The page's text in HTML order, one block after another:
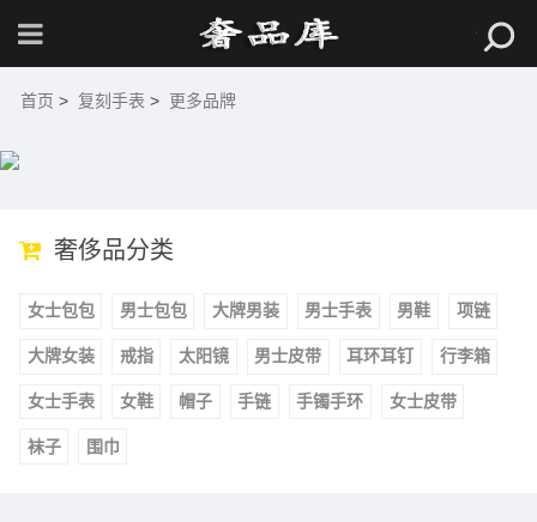
首页 > 复刻手表 > 更多品牌
奢侈品分类
女士包包 男士包包 大牌男装 男士手表 男鞋 项链
大牌女装 戒指 太阳镜 男士皮带 耳环耳钉 行李箱
女士手表 女鞋 帽子 手链 手镯手环 女士皮带
袜子 围巾